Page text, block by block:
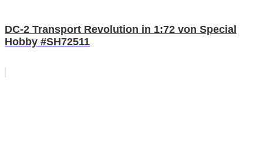
DC-2 Transport Revolution in 1:72 von Special
Hobby #SH72511